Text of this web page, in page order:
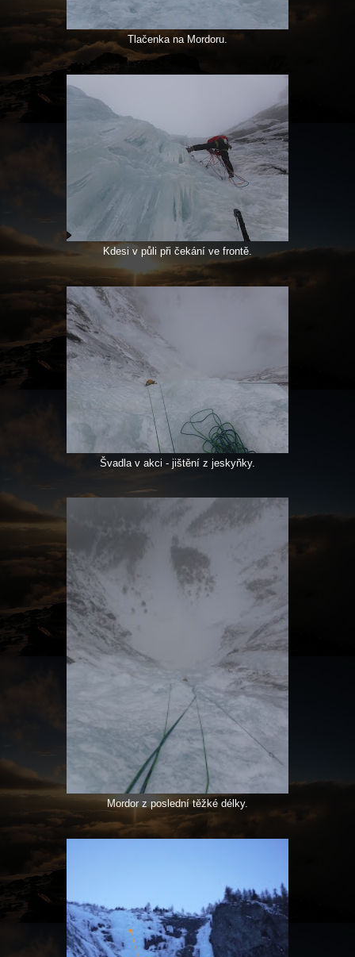
Tlačenka na Mordoru.
Kdesi v půli při čekání ve frontě.
Švadla v akci - jištění z jeskyňky.
Mordor z poslední těžké délky.